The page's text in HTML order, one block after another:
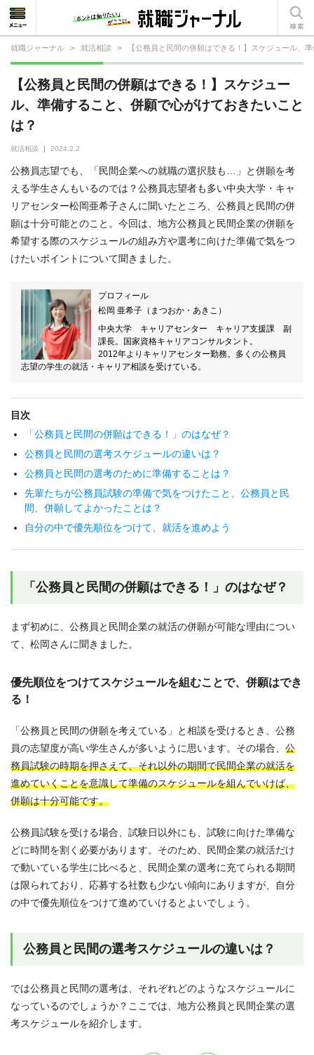
就職ジャーナル > 就活相談 > 【公務員と民間の併願はできる！】スケジュール、
【公務員と民間の併願はできる！】スケジュー
ル、準備すること、併願で心がけておきたいこと
は？
就活相談 2024.2.2
公務員志望でも、「民間企業への就職の選択肢も…」と併願を考
える学生さんもいるのでは？公務員志望者も多い中央大学・キャ
リアセンター松岡亜希子さんに聞いたところ、公務員と民間の併
願は十分可能とのこと。今回は、地方公務員と民間企業の併願を
希望する際のスケジュールの組み方や選考に向けた準備で気をつ
けたいポイントについて聞きました。
プロフィール
松岡 亜希子（まつおか・あきこ）
中央大学 キャリアセンター キャリア支援課 副
課長。国家資格キャリアコンサルタント。
2012年よりキャリアセンター勤務。多くの公務員
志望の学生の就活・キャリア相談を受けている。
目次
「公務員と民間の併願はできる！」のはなぜ？
公務員と民間の選考スケジュールの違いは？
公務員と民間の選考のために準備することは？
先輩たちが公務員試験の準備で気をつけたこと、公務員と民
間、併願してよかったことは？
自分の中で優先順位をつけて、就活を進めよう
「公務員と民間の併願はできる！」のはなぜ？
まず初めに、公務員と民間企業の就活の併願が可能な理由につい
て、松岡さんに聞きました。
優先順位をつけてスケジュールを組むことで、併願はでき
る！
「公務員と民間の併願を考えている」と相談を受けるとき、公務
員の志望度が高い学生さんが多いように思います。その場合、 公
務員試験の時期を押さえて、それ以外の期間で民間企業の就活を
進めていくことを意識して準備のスケジュールを組んでいけば、
併願は十分可能です。
公務員試験を受ける場合、試験日以外にも、試験に向けた準備な
どに時間を割く必要があります。そのため、民間企業の就活だけ
で動いている学生に比べると、民間企業の選考に充てられる期間
は限られており、応募する社数も少ない傾向にありますが、自分
の中で優先順位をつけて進めていけるとよいでしょう。
公務員と民間の選考スケジュールの違いは？
では公務員と民間の選考は、それぞれどのようなスケジュールに
なっているのでしょうか？ここでは、地方公務員と民間企業の選
考スケジュールを紹介します。
就活相談
就活ノウハウ
仕事の選び方・ヒント
仕事とは？
就活コラム